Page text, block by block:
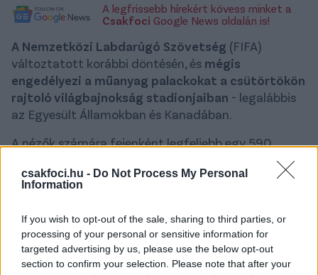
csakfoci.hu - Do Not Process My Personal
Information
If you wish to opt-out of the sale, sharing to third parties, or
processing of your personal or sensitive information for
targeted advertising by us, please use the below opt-out
section to confirm your selection. Please note that after your
A legfrissebb hírekért kövess minket a
Csakfoci Google News oldalán is!
A Nemzetközi Labdarúgó Szövetség (FIFA)
változtatott korábbi döntésén, és mégis
engedélyezi a műanyag palackokat a csütörtökön
rajtoló világbajnokság stadionjaiban - legalábbis
az Egyesült Államokban és Kanadában.
A nézők számára fejenként legfeljebb egy 590
használatos műanyag palack bevitele
engedélyezett - mondta
használata tilos.
A FIFA két nappal ezelőtt még arról tájékoztatott,